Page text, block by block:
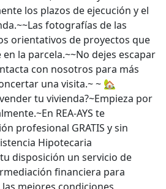
los plazos de ejecución y el
fotografías de las
orientativos de proyectos que
la parcela.~~No dejes escapar
con nosotros para más
una visita.~ ~ 🏡
tu vivienda?~Empieza por
REA-AYS te
profesional GRATIS y sin
Hipotecaria
disposición un servicio de
financiera para